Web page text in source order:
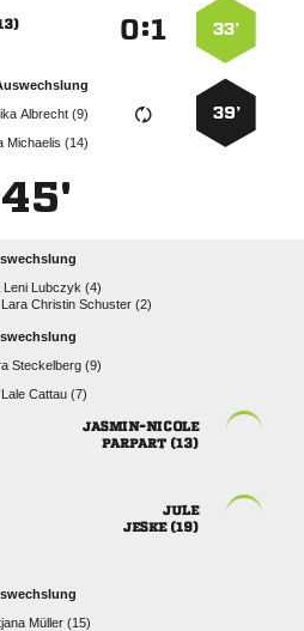
33’
:
39’
 

45'
  
   
 
  

 

 
 